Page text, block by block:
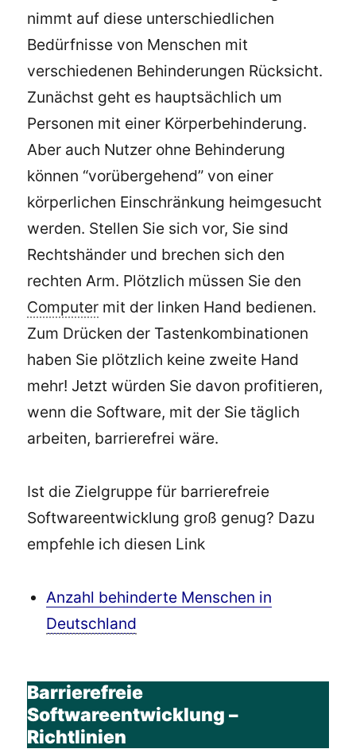
nimmt auf diese unterschiedlichen
Bedürfnisse von Menschen mit
verschiedenen Behinderungen Rücksicht.
Zunächst geht es hauptsächlich um
Personen mit einer Körperbehinderung.
Aber auch Nutzer ohne Behinderung
können “vorübergehend” von einer
körperlichen Einschränkung heimgesucht
werden. Stellen Sie sich vor, Sie sind
Rechtshänder und brechen sich den
rechten Arm. Plötzlich müssen Sie den
Computer mit der linken Hand bedienen.
Zum Drücken der Tastenkombinationen
haben Sie plötzlich keine zweite Hand
mehr! Jetzt würden Sie davon profitieren,
wenn die Software, mit der Sie täglich
arbeiten, barrierefrei wäre.
Ist die Zielgruppe für barrierefreie
Softwareentwicklung groß genug? Dazu
empfehle ich diesen Link
Anzahl behinderte Menschen in
Deutschland
Barrierefreie
Softwareentwicklung –
Richtlinien